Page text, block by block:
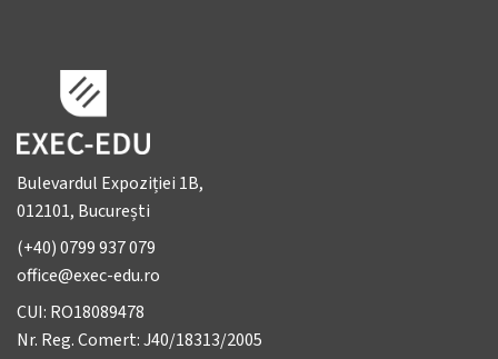
Bulevardul Expoziției 1B,
012101, București
(+40) 0799 937 079
office@exec-edu.ro
CUI: RO18089478
Nr. Reg. Comert: J40/18313/2005